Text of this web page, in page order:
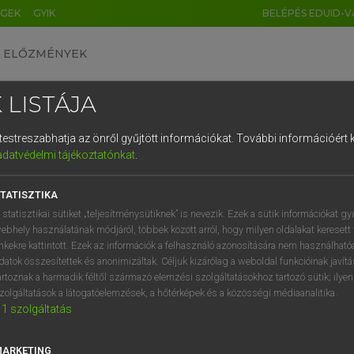
GYIK BELÉPÉS EDUID-
ELŐZMÉNYEK
nagyszótár
VAN ELŐFIZETÉSED?
megtekintéséhez.
LISTÁJA
az önről gyűjtött információkat. További információért
tájékoztatónkat.
statisztikai sütiket „teljesítménysütiknek” is nevezik. Ezek a sütik információkat
használatának módjáról, többek között arról, hogy milyen oldalakat keresett
kattintott. Ezek az információk a felhasználó azonosítására nem
összesítettek és anonimizáltak. Céljuk kizárólag a weboldal funkcióinak
a harmadik féltől származó elemzési szolgáltatásokhoz tartozó sütik;
a látogatóelemzések, a hőtérképek és a közösségi médiaanalitika.
1 szolgáltatás
DE CN FR ES IT NL
1 2 3 4 5 6 7 8 9
q w e r t z u i
a s d f g h j k l é
í y x c v b n m , .